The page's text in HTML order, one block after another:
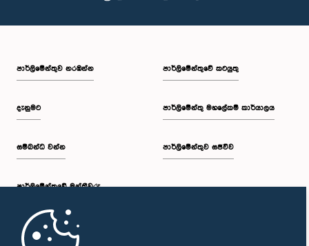
පාර්ලි‌මේන්තුව නරඹන්න
දැනුමට
සම්බන්ධ වන්න
පාර්ලි‌මේන්තුවේ මන්ත්‍රීවරු
මුල් පිටුව
පාර්ලිමේන්තුවේ කටයුතු
පාර්ලිමේන්තු මහලේකම් කාර්යාලය
පාර්ලිමේන්තුව සජීවීව